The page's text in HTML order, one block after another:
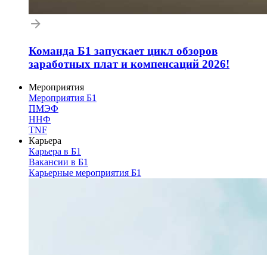
Команда Б1 запускает цикл обзоров
заработных плат и компенсаций 2026!
Мероприятия
Мероприятия Б1
ПМЭФ
ННФ
TNF
Карьера
Карьера в Б1
Вакансии в Б1
Карьерные мероприятия Б1